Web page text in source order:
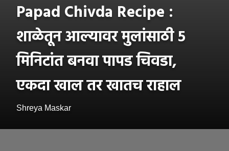
Papad Chivda Recipe :
शाळेतून आल्यावर मुलांसाठी ५
मिनिटांत बनवा पापड चिवडा,
एकदा खाल तर खातच राहाल
Shreya Maskar